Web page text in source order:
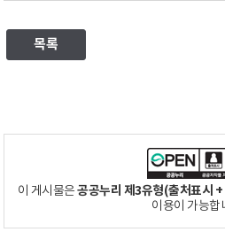
목록
이 게시물은공공누리 제3유형(출처표시
이용이 가능합